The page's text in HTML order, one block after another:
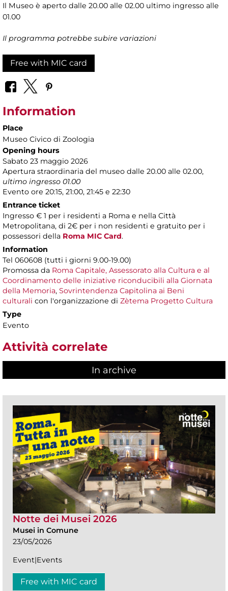
Il Museo è aperto dalle 20.00 alle 02.00 ultimo ingresso alle
01.00
Il programma potrebbe subire variazioni
Free with MIC card
Information
Place
Museo Civico di Zoologia
Opening hours
Sabato 23 maggio 2026
Apertura straordinaria del museo dalle 20.00 alle 02.00,
ultimo ingresso 01.00
Evento ore 20:15, 21:00, 21:45 e 22:30
Entrance ticket
Ingresso € 1 per i residenti a Roma e nella Città
Metropolitana, di 2€ per i non residenti e gratuito per i
possessori della Roma MIC Card.
Information
Tel 060608 (tutti i giorni 9.00-19.00)
Promossa da Roma Capitale, Assessorato alla Cultura e al
Coordinamento delle iniziative riconducibili alla Giornata
della Memoria, Sovrintendenza Capitolina ai Beni
culturali con l'organizzazione di Zètema Progetto Cultura
Type
Evento
Attività correlate
In archive
Notte dei Musei 2026
Musei in Comune
23/05/2026
Event|Events
Free with MIC card